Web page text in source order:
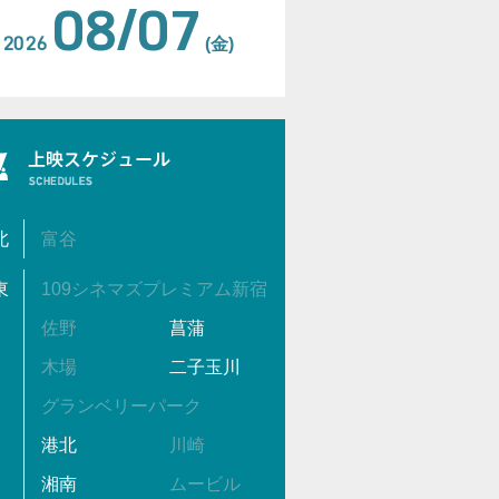
2026 08/07 (金)
富谷
109シネマズプレミアム新宿
佐野 菖蒲
木場 二子玉川
グランベリーパーク
港北 川崎
湘南 ムービル